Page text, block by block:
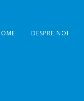
DESPRE NOI